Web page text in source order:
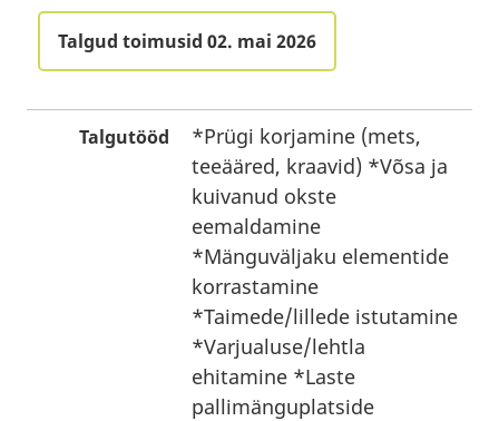
Talgud toimusid 02. mai 2026
Talgutööd
*Prügi korjamine (mets,
teeääred, kraavid) *Võsa ja
kuivanud okste
eemaldamine
*Mänguväljaku elementide
korrastamine
*Taimede/lillede istutamine
*Varjualuse/lehtla
ehitamine *Laste
pallimänguplatside